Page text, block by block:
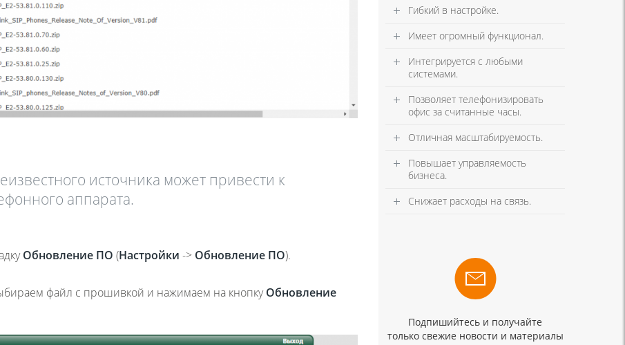
источника может привести к
аппарата.
Обновление ПО (Настройки -> Обновление ПО).
файл с прошивкой и нажимаем на кнопкуОбновление
Гибкий в настройке.
Имеет огромный функционал.
Интегрируется с любыми
системами.
Позволяет телефонизировать
офис за считанные часы.
Отличная масштабируемость.
Повышает управляемость
бизнеса.
Снижает расходы на связь.
Подпишийтесь и получайте
только свежие новости и материалы